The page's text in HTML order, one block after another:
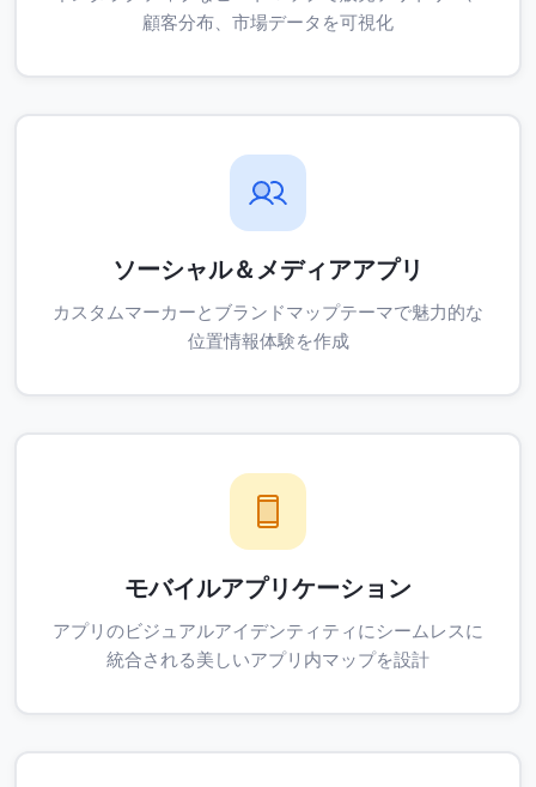
顧客分布、市場データを可視化
ソーシャル＆メディアアプリ
カスタムマーカーとブランドマップテーマで魅力的な
位置情報体験を作成
モバイルアプリケーション
アプリのビジュアルアイデンティティにシームレスに
統合される美しいアプリ内マップを設計